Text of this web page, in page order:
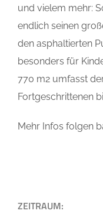
und vielem mehr:
endlich seinen
den asphaltierten
besonders für
770 m2 umfasst
Fortgeschrittenen
Mehr Infos folgen
ZEITRAUM: